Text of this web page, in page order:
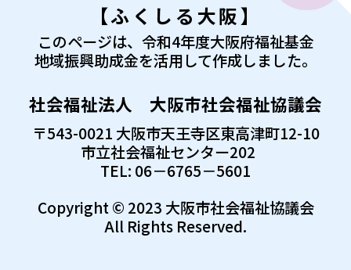
【ふくしる大阪】
このページは、令和4年度大阪府福祉基金
地域振興助成金を活用して作成しました。
社会福祉法人 大阪市社会福祉協議会
〒543-0021 大阪市天王寺区東高津町12-10
市立社会福祉センター202
TEL: 06－6765－5601
Copyright © 2023 大阪市社会福祉協議会
All Rights Reserved.